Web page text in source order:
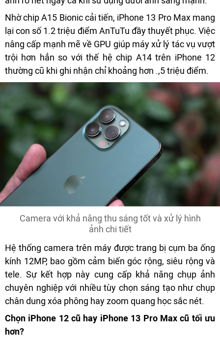
Nhờ chip A15 Bionic cải tiến, iPhone 13 Pro Max mang
lại con số 1.2 triệu điểm AnTuTu đầy thuyết phục. Việc
nâng cấp mạnh mẽ về GPU giúp máy xử lý tác vụ vượt
trội hơn hẳn so với thế hệ chip A14 trên iPhone 12
thường cũ khi ghi nhận chỉ khoảng hơn .,5 triệu điểm.
Camera với khả năng thu sáng tốt và xử lý hình
ảnh chi tiết
Hệ thống camera trên máy được trang bị cụm ba ống
kính 12MP, bao gồm cảm biến góc rộng, siêu rộng và
tele. Sự kết hợp này cung cấp khả năng chụp ảnh
chuyên nghiệp với nhiều tùy chọn sáng tạo như chụp
chân dung xóa phông hay zoom quang học sắc nét.
Chọn iPhone 12 cũ hay iPhone 13 Pro Max cũ tối ưu
hơn?